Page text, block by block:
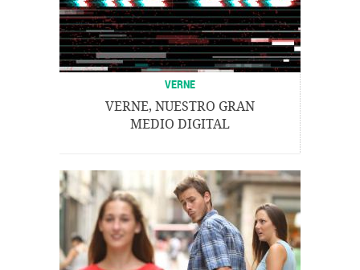
VERNE
VERNE, NUESTRO GRAN
MEDIO DIGITAL